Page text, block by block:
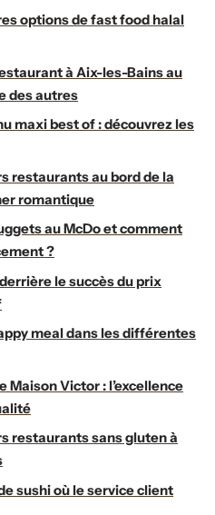
options de fast food halal
à Aix-les-Bains au
des autres
maxi best of : découvrez les
restaurants au bord de la
romantique
au McDo et comment
?
le succès du prix
meal dans les différentes
Victor : l’excellence
restaurants sans gluten à
sushi où le service client